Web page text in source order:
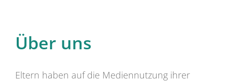
Über uns
Eltern haben auf die Mediennutzung ihrer